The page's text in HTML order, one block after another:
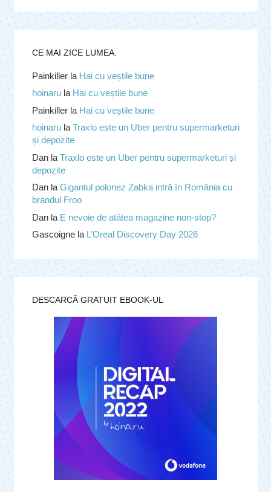
CE MAI ZICE LUMEA.
Painkillerla Hai cu veștile bune
hoinarula Hai cu veștile bune
Painkillerla Hai cu veștile bune
hoinarula Traxlo este un Uber pentru supermarketuri
și depozite
Danla Traxlo este un Uber pentru supermarketuri și
depozite
Danla Gigantul polonez Zabka intră în România cu
brandul Froo
Danla E nevoie de atâtea magazine non-stop?
Gascoignela L’Oreal Discovery Day 2026
DESCARCĂ GRATUIT EBOOK-UL